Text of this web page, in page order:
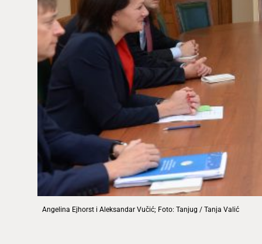
Angelina Ejhorst i Aleksandar Vučić; Foto: Tanjug / Tanja Valić